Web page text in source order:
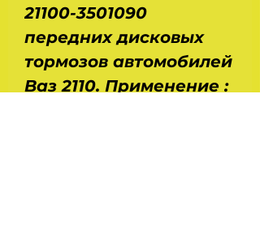
21100-3501090
передних дисковых
тормозов автомобилей
Ваз 2110. Применение :